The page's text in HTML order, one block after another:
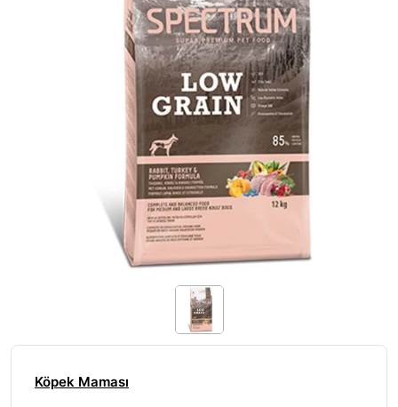
Köpek Maması